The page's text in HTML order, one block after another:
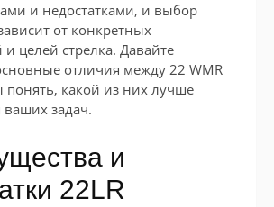
и недостатками, и выбор
от конкретных
и целей стрелка. Давайте
отличия между 22 WMR
понять, какой из них лучше
ваших задач.
и
22LR